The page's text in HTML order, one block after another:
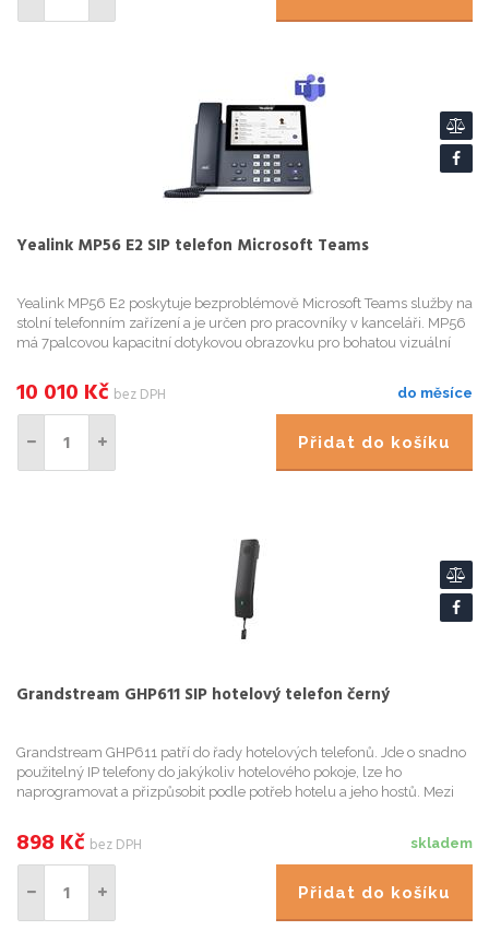
Yealink MP56 E2 SIP telefon Microsoft Teams
Yealink MP56 E2 poskytuje bezproblémově Microsoft Teams služby na
stolní telefonním zařízení a je určen pro pracovníky v kanceláři. MP56
má 7palcovou kapacitní dotykovou obrazovku pro bohatou vizuální
do měsíce
10 010 Kč bez DPH
Přidat do košíku
Grandstream GHP611 SIP hotelový telefon černý
Grandstream GHP611 patří do řady hotelových telefonů. Jde o snadno
použitelný IP telefony do jakýkoliv hotelového pokoje, lze ho
naprogramovat a přizpůsobit podle potřeb hotelu a jeho hostů. Mezi
skladem
898 Kč bez DPH
Přidat do košíku